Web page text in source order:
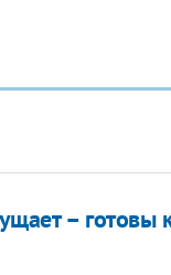
– готовы